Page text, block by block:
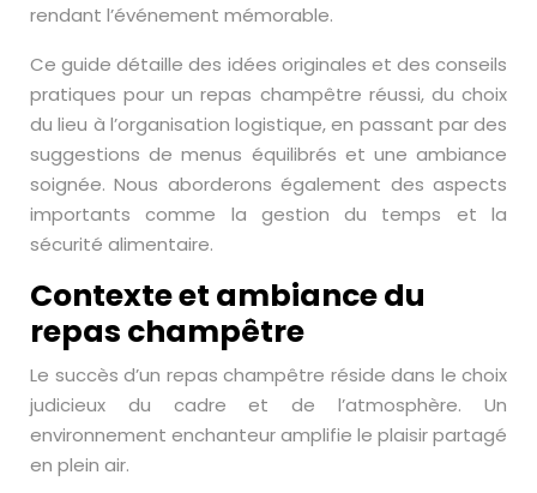
rendant l’événement mémorable.
Ce guide détaille des idées originales et des conseils
pratiques pour un repas champêtre réussi, du choix
du lieu à l’organisation logistique, en passant par des
suggestions de menus équilibrés et une ambiance
soignée. Nous aborderons également des aspects
importants comme la gestion du temps et la
sécurité alimentaire.
Contexte et ambiance du
repas champêtre
Le succès d’un repas champêtre réside dans le choix
judicieux du cadre et de l’atmosphère. Un
environnement enchanteur amplifie le plaisir partagé
en plein air.